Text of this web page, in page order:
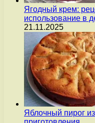
Ягодный крем:
использование в
21.11.2025
Яблочный пирог